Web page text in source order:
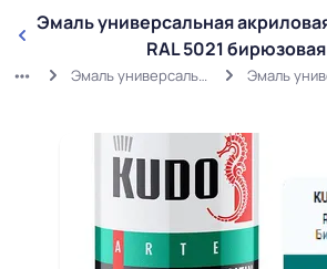
Эмаль универсальная
RAL 5021 бирюзовая
Эмаль универсальная акриловая Satin